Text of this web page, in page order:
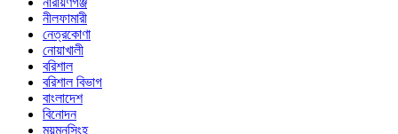
নীলফামারী
নেত্রকোণা
নোয়াখালী
বরিশাল
বরিশাল বিভাগ
বাংলাদেশ
বিনোদন
ময়মনসিংহ